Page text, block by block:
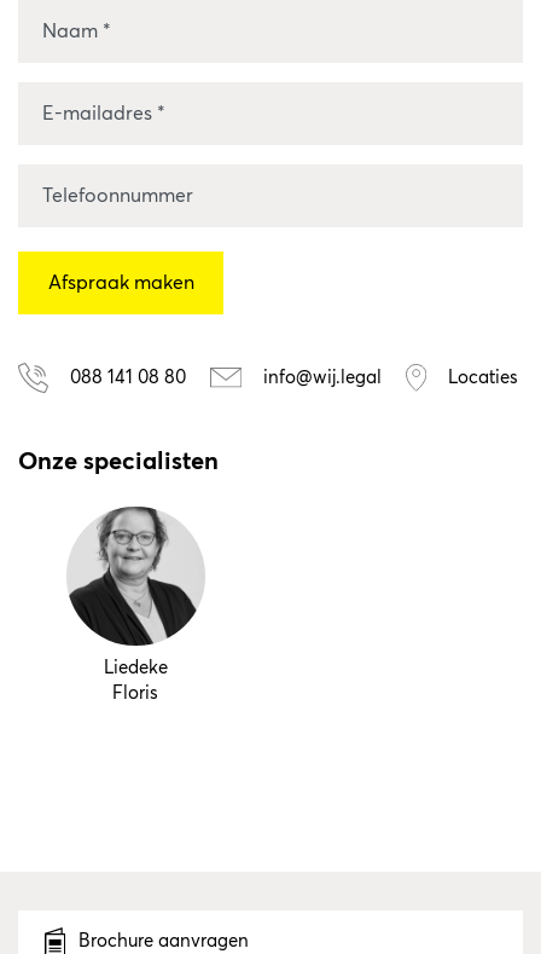
088 141 08 80 info@wij.legal Locaties
Onze specialisten
Liedeke
Floris
Brochure aanvragen